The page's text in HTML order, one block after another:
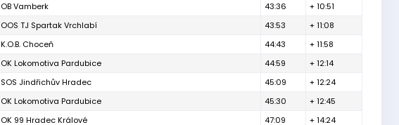
OB Vamberk 43:36
+ 10:51
OOS TJ Spartak Vrchlabí 43:53
+ 11:08
K.O.B. Choceň 44:43
+ 11:58
OK Lokomotiva Pardubice 44:59
+ 12:14
SOS Jindřichův Hradec 45:09
+ 12:24
OK Lokomotiva Pardubice 45:30
+ 12:45
OK 99 Hradec Králové 47:09 + 14:24